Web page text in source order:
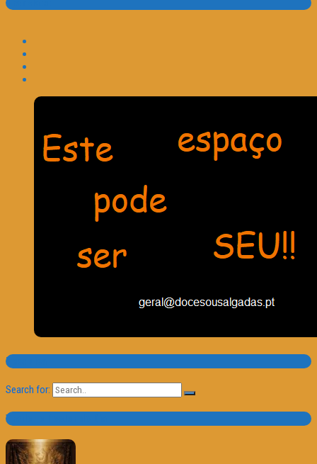
Translate:
Pesquisa
Search for:
Trailer e Poster do Dia